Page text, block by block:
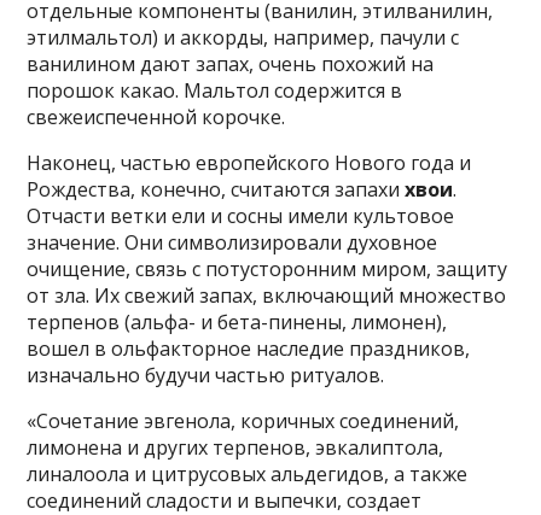
отдельные компоненты (ванилин, этилванилин,
этилмальтол) и аккорды, например, пачули с
ванилином дают запах, очень похожий на
порошок какао. Мальтол содержится в
свежеиспеченной корочке.
Наконец, частью европейского Нового года и
Рождества, конечно, считаются запахихвои.
Отчасти ветки ели и сосны имели культовое
значение. Они символизировали духовное
очищение, связь с потусторонним миром, защиту
от зла. Их свежий запах, включающий множество
терпенов (альфа- и бета-пинены, лимонен),
вошел в ольфакторное наследие праздников,
изначально будучи частью ритуалов.
«Сочетание эвгенола, коричных соединений,
лимонена и других терпенов, эвкалиптола,
линалоола и цитрусовых альдегидов, а также
соединений сладости и выпечки, создает